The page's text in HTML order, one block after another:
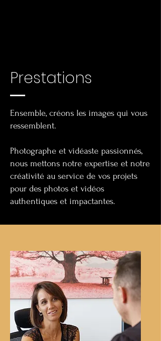
Prestations
Ensemble, créons les images qui vous
ressemblent.
Photographe et vidéaste passionnés,
nous mettons notre expertise et notre
créativité au service de vos projets
pour des photos et vidéos
authentiques et impactantes.